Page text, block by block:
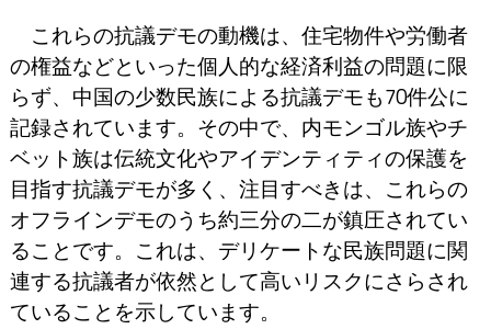
これらの抗議デモの動機は、住宅物件や労働者
の権益などといった個人的な経済利益の問題に限
らず、中国の少数民族による抗議デモも70件公に
記録されています。その中で、内モンゴル族やチ
ベット族は伝統文化やアイデンティティの保護を
目指す抗議デモが多く、注目すべきは、これらの
オフラインデモのうち約三分の二が鎮圧されてい
ることです。これは、デリケートな民族問題に関
連する抗議者が依然として高いリスクにさらされ
ていることを示しています。